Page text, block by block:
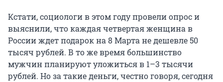
Кстати, социологи в этом году провели опрос и
выяснили, что каждая четвертая женщина в
России ждет подарок на 8 Марта не дешевле 50
тысяч рублей. В то же время большинство
мужчин планируют уложиться в 1–3 тысячи
рублей. Но за такие деньги, честно говоря, сегодня